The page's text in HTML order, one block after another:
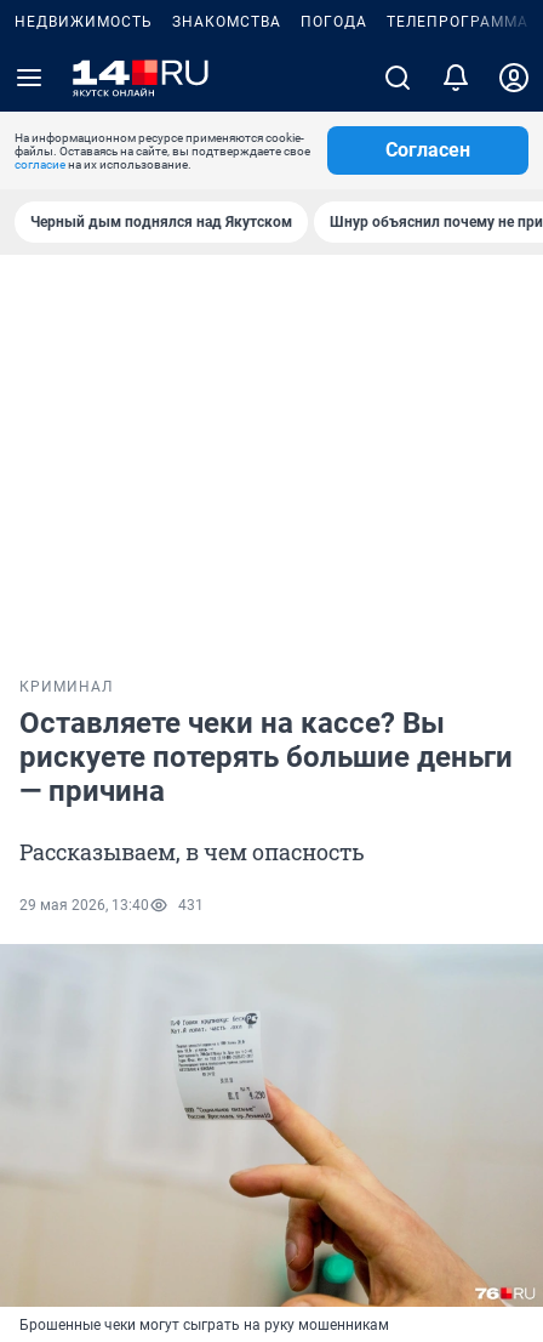
НЕДВИЖИМОСТЬ ЗНАКОМСТВА ПОГОДА ТЕЛЕПРОГРАММА
На информационном ресурсе применяются cookie-
файлы. Оставаясь на сайте, вы подтверждаете свое
согласиена их использование.
Согласен
Черный дым поднялся над Якутском Шнур объяснил почему не
КРИМИНАЛ
Оставляете чеки на кассе? Вы
рискуете потерять большие деньги
— причина
Рассказываем, в чем опасность
29 мая 2026, 13:40 431
Брошенные чеки могут сыграть на руку мошенникам